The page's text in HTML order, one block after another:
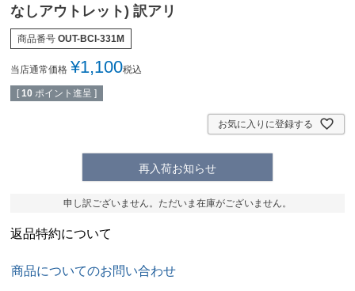
なしアウトレット) 訳アリ
商品番号 OUT-BCI-331M
当店通常価格 ¥1,100税込
[ 10 ポイント進呈 ]
お気に入りに登録する
再入荷お知らせ
申し訳ございません。ただいま在庫がございません。
返品特約について
商品についてのお問い合わせ